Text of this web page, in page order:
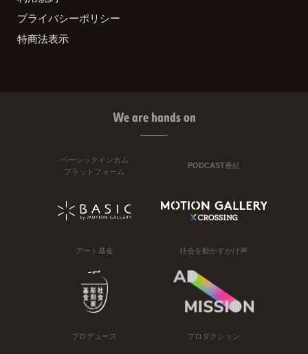
プライバシーポリシー
特商法表示
We are hands on
ベーシックインカム
プラットフォーム
PODCAST番組
アート基金 社会を動かすかけ声
プロデュース プロダクション